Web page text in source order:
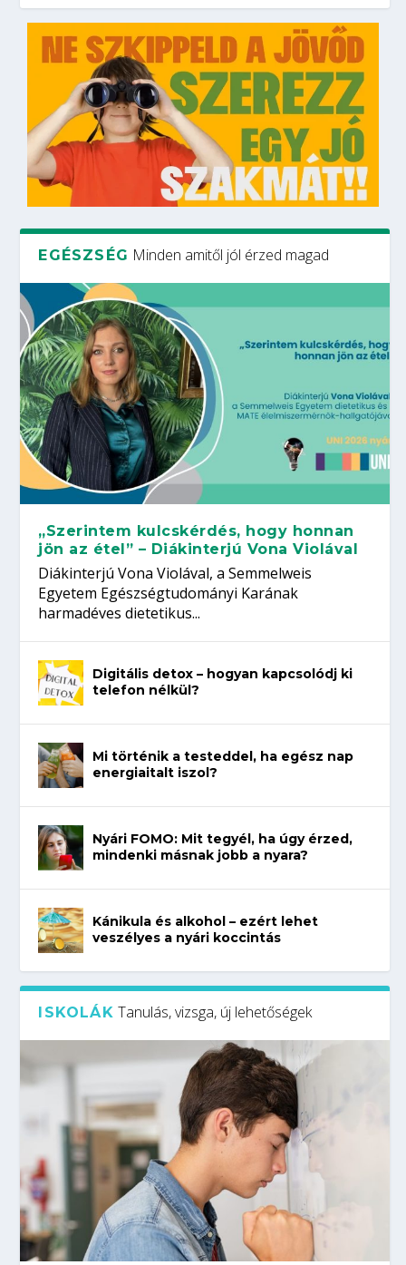
EGÉSZSÉG Minden amitől jól érzed magad
„Szerintem kulcskérdés, hogy honnan
jön az étel” – Diákinterjú Vona Violával
Diákinterjú Vona Violával, a Semmelweis
Egyetem Egészségtudományi Karának
harmadéves dietetikus...
Digitális detox – hogyan kapcsolódj ki
telefon nélkül?
Mi történik a testeddel, ha egész nap
energiaitalt iszol?
Nyári FOMO: Mit tegyél, ha úgy érzed,
mindenki másnak jobb a nyara?
Kánikula és alkohol – ezért lehet
veszélyes a nyári koccintás
ISKOLÁK Tanulás, vizsga, új lehetőségek